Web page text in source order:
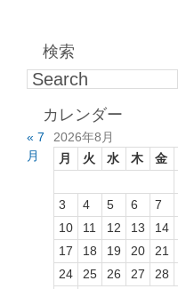
検索
カレンダー
2026年8月
月
火 水 木 金
3
4 5 6 7
10
11 12 13 14
17
18 19 20 21
24
25 26 27 28
« 7
月